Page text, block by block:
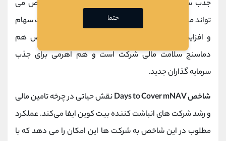
جذب سرمایه دارد، چرا که عملکرد مطلوب در این شاخص می
‌تواند منجر به افزایش تقاضا برای سهام شرکت، رشد قیمت سهام
و افزایش پریمیوم mNAV شود. در واقع، این شاخص هم
دماسنج سلامت مالی شرکت است و هم اهرمی برای جذب
سرمایه ‌گذاران جدید.
شاخص Days to Cover mNAV
نقش حیاتی در چرخه تامین مالی
و رشد شرکت ‌های انباشت ‌کننده بیت ‌کوین ایفا می‌کند. عملکرد
مطلوب در این شاخص به شرکت‌ ها این امکان را می ‌دهد که با
حتما